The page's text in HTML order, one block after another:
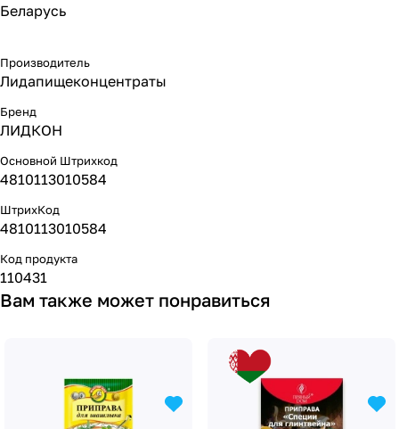
Беларусь
Производитель
Лидапищеконцентраты
Бренд
ЛИДКОН
Основной Штрихкод
4810113010584
ШтрихКод
4810113010584
Код продукта
110431
Вам также может понравиться